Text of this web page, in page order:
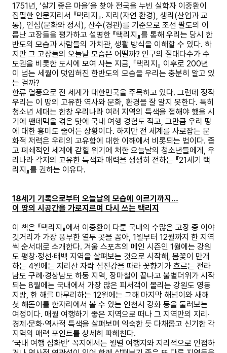
1751년 , ‘살기 좋은 마을’을 찾아 전국을 누빈 실학자 이중환이
집필한 인문지리서 『택리지 』. 지리 (자연 환경), 생리 (산업과 교
통), 인심(문화와 정서 ), 산수(경관)를 기준으로 조선 팔도의 이
름난 고장들을 평가하고 설명한 『택리지 』를 통해 우리는 당시 한
반도의 모습과 사람들의 가치관, 생활 방식을 이해할 수 있다. 하
지만 그 고장들의 오늘날 모습은 어떨까? 인구의 절대다수가 수
도권을 비롯한 도시에 모여 사는 지금 『택리지 』 이후로 200년
이 넘는 세월이 덧입혀진 한반도의 모습을 우리는 충분히 알고 있
는 걸까?
한류 열풍으로 전 세계가 대한민국을 주목하고 있다. 그런데 정작
우리는 이 땅의 고유한 역사와 문화, 환경을 잘 알지 못한다. 특히
청소년 세대는 한창 우리나라 여러 지역의 특색을 접해야 했을 시
기에 팬데믹을 겪은 탓에 국내 여행 경험도 적고 그만큼 우리 땅
에 대한 흥미도 줄어든 상황이다. 하지만 전 세계를 사로잡는 문
화적 저력은 우리의 고유함에 대한 이해에서 비롯되는 법이다. 좁
고 폐쇄적인 세계에 갇힐 위기에 처한 오늘날의 청소년들에게 우
리나라 각지의 고유한 특색과 매력을 생생히 전하는 『21세기 택
리지 』를 권하는 이유다.
18세기 기록으로부터 오늘날의 모습에 이르기까지 …
이 땅의 시공간을 가로지르며 다시 쓰는 택리지
이 책은 『택리지 』에서 이중환이 다룬 국내의 수많은 고장 중 이야
깃거리가 가장 풍부한 열두 곳을 꼽아, 1월부터 12월까지 한 지역
씩 순서대로 소개한다. 겨울 스포츠의 메인 시즌인 1월에는 강원
도 평창·정선·태백 지역을 살펴보는 것으로 시작해 봄꽃이 만개
하는 4월에는 지리산 자락 섬진강을 따라 꽃향기가 흐르는 전라
남도 구례·경상남도 하동 지역 장마철이 끝나고 불볕더위가 시작
되는 8월에는 국내에서 가장 많은 피서객이 몰리는 강원도 영동
지방, 한 해를 마무리하는 12월에는 그해 마지막 해넘이와 새해
첫 해돋이를 한자리에서 볼 수 있는 인천시 강화 등을 둘러보는
여정이다. 매월 여행하기 좋은 지역으로 떠나 그 지역만의 지리 ·
경제·문화·역사적 특색을 살펴보며 익숙한 듯 다채롭고 신기한 각
지역의 매력 포인트를 상세히 파헤친다.
‘국내 여행 심화반’ 꼭지에서는 월별 여행지와 지리적으로 인접하